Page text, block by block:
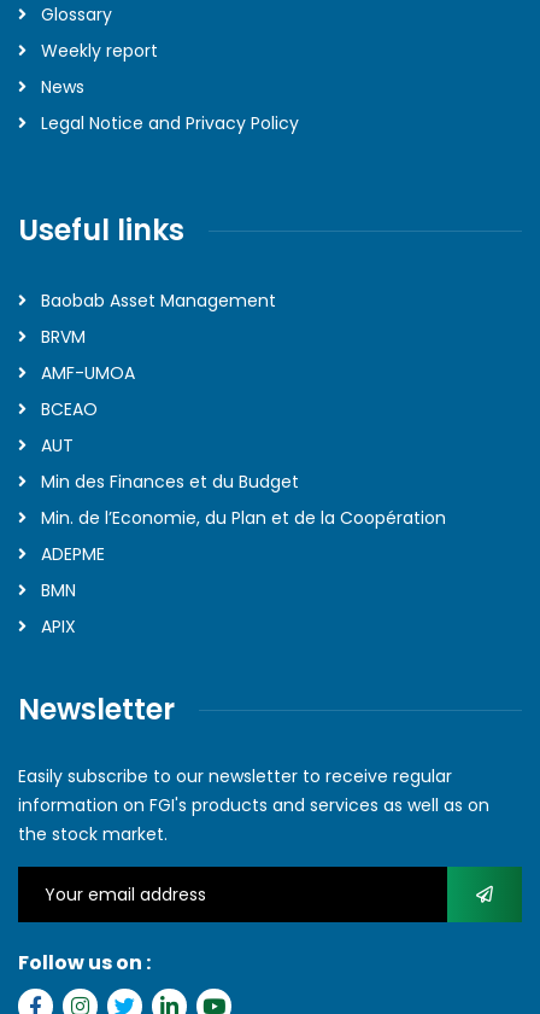
Glossary
Weekly report
News
Legal Notice and Privacy Policy
Useful links
Baobab Asset Management
BRVM
AMF-UMOA
BCEAO
AUT
Min des Finances et du Budget
Min. de l’Economie, du Plan et de la Coopération
ADEPME
BMN
APIX
Newsletter
Easily subscribe to our newsletter to receive regular
information on FGI's products and services as well as on
the stock market.
Follow us on :